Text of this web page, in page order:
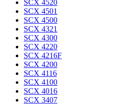
SCX 4520
SCX 4501
SCX 4500
SCX 4321
SCX 4300
SCX 4220
SCX 4216F
SCX 4200
SCX 4116
SCX 4100
SCX 4016
SCX 3407